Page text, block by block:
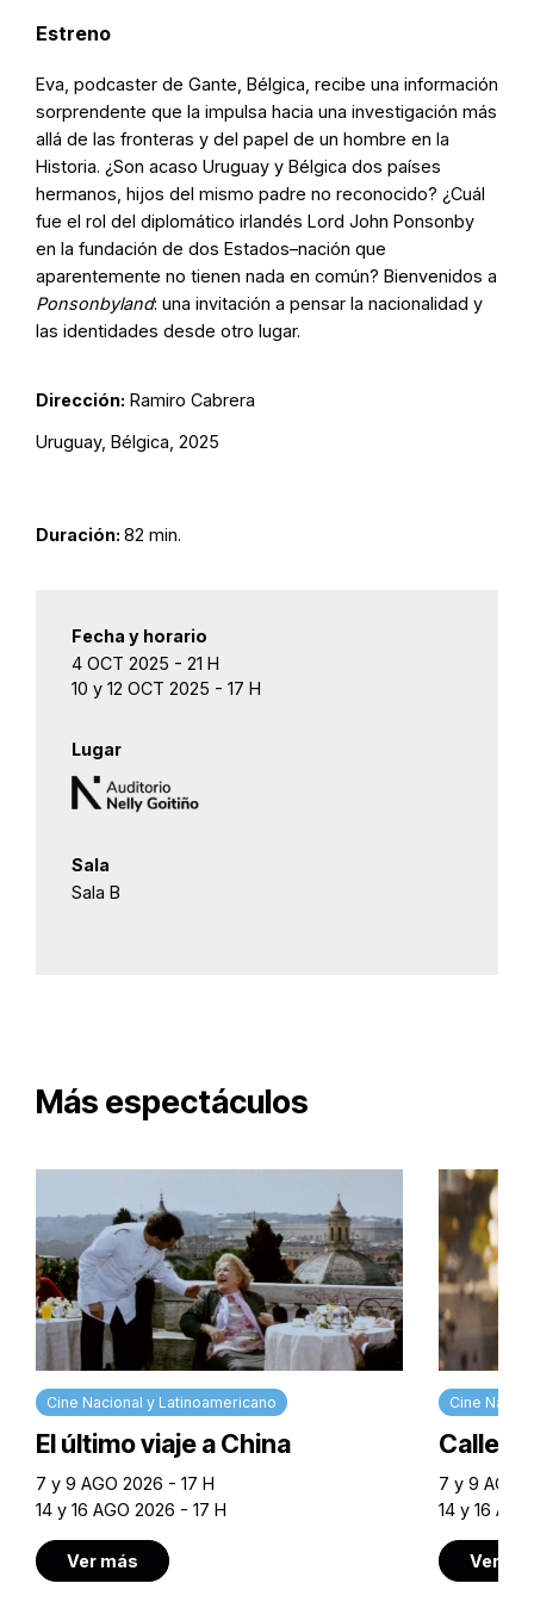
Estreno
Eva, podcaster de Gante, Bélgica, recibe una información
sorprendente que la impulsa hacia una investigación más
allá de las fronteras y del papel de un hombre en la
Historia. ¿Son acaso Uruguay y Bélgica dos países
hermanos, hijos del mismo padre no reconocido? ¿Cuál
fue el rol del diplomático irlandés Lord John Ponsonby
en la fundación de dos Estados–nación que
aparentemente no tienen nada en común? Bienvenidos a
Ponsonbyland: una invitación a pensar la nacionalidad y
las identidades desde otro lugar.
Dirección: Ramiro Cabrera
Uruguay, Bélgica, 2025
Duración: 82 min.
Fecha y horario
4 OCT 2025 - 21 H
10 y 12 OCT 2025 - 17 H
Lugar
Sala
Sala B
Más espectáculos
Cine Nacional y Latinoamericano
El último viaje a China
7 y 9 AGO 2026 - 17 H
14 y 16 AGO 2026 - 17 H
Ver más
Cine
Calle
7 y 9 AGO
14 y 16
Ver